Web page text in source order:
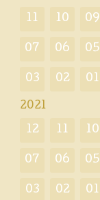
11 10 09
07 06 05
03 02 01
2021
12 11 10
07 06 05
03 02 01